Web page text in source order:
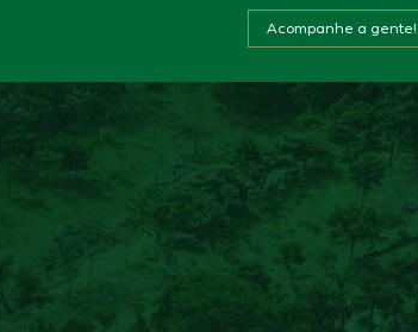
Acompanhe a gente!